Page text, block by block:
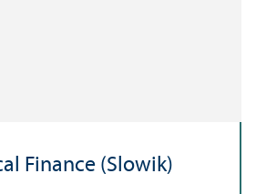
Finance (Slowik)